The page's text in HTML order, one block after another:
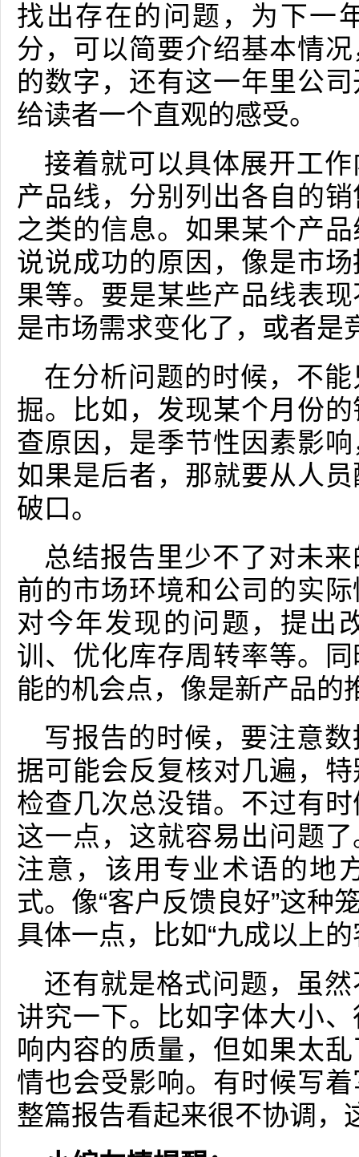
找出存在的问题，为下一
分，可以简要介绍基本情
的数字，还有这一年里公
给读者一个直观的感受。
接着就可以具体展开工
产品线，分别列出各自的
之类的信息。如果某个产
说说成功的原因，像是市
果等。要是某些产品线表
是市场需求变化了，或者是
在分析问题的时候，不
掘。比如，发现某个月份
查原因，是季节性因素影
如果是后者，那就要从人
破口。
总结报告里少不了对未
前的市场环境和公司的实
对今年发现的问题，提出
训、优化库存周转率等。
能的机会点，像是新产品的
写报告的时候，要注意
据可能会反复核对几遍，
检查几次总没错。不过有
这一点，这就容易出问题
注意，该用专业术语的地
式。像“客户反馈良好”这种
具体一点，比如“九成以上
还有就是格式问题，虽
讲究一下。比如字体大小
响内容的质量，但如果太
情也会受影响。有时候写
整篇报告看起来很不协调，